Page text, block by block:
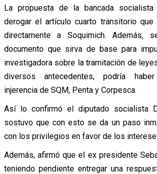
La propuesta de la bancada
derogar el artículo cuarto transitorio que
directamente a Soquimich. Además,
documento que sirva de base para
investigadora sobre la tramitación de
diversos antecedentes, podría
injerencia de SQM, Penta y Corpesca.
Así lo confirmó el diputado socialista
sostuvo que con esto se da un paso
con los privilegios en favor de los
Además, afirmó que el ex presidente
teniendo pendiente entregar una